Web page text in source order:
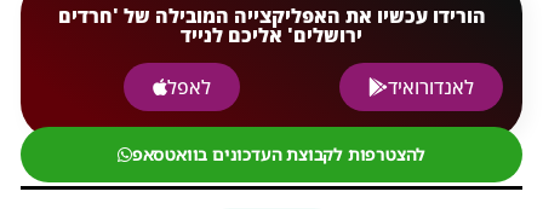
הורידו עכשיו את האפליקצייה המובילה של 'חרדים
ירושלים' אליכם לנייד
לאנדורואיד
לאפל
להצטרפות לקבוצת העדכונים בוואטסאפ